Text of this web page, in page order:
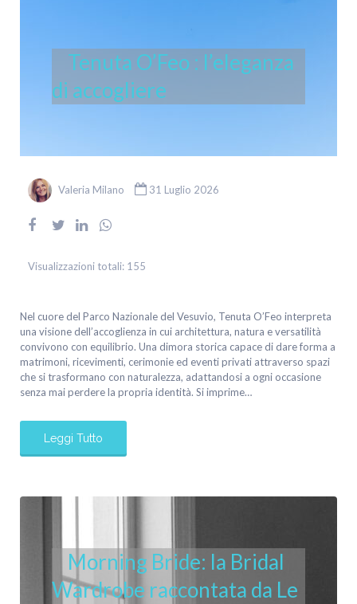
Tenuta O’Feo : l’eleganza
di accogliere
Valeria Milano 31 Luglio 2026
Visualizzazioni totali: 155
Nel cuore del Parco Nazionale del Vesuvio, Tenuta O’Feo interpreta
una visione dell’accoglienza in cui architettura, natura e versatilità
convivono con equilibrio. Una dimora storica capace di dare forma a
matrimoni, ricevimenti, cerimonie ed eventi privati attraverso spazi
che si trasformano con naturalezza, adattandosi a ogni occasione
senza mai perdere la propria identità. Si imprime…
Leggi Tutto
Morning Bride: la Bridal
Wardrobe raccontata da Le